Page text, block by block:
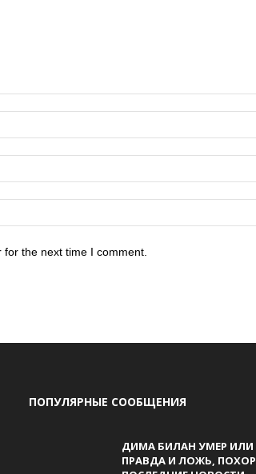
the next time I comment.
ПОПУЛЯРНЫЕ СООБЩЕНИЯ
ДИМА БИЛАН УМЕР ИЛИ
ПРАВДА И ЛОЖЬ,